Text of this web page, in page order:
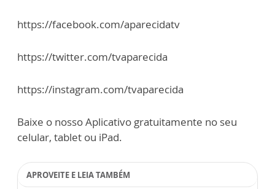
https://facebook.com/aparecidatv
https://twitter.com/tvaparecida
https://instagram.com/tvaparecida
Baixe o nosso Aplicativo gratuitamente no seu
celular, tablet ou iPad.
APROVEITE E LEIA TAMBÉM